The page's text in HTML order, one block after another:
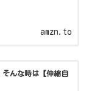
amzn.to
んな時は【伸縮自